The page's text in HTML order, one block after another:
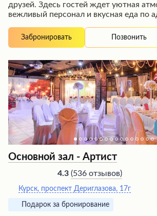
друзей. Здесь гостей ждет уютная
вежливый персонал и вкусная еда по
насладиться караоке с отличным
руководством ведущей, которая
блюда готовят отлично, а при желании
с собой. Приятным дополнением к
музыка до полуночи.
Забронировать Позвонить
Основной зал - Артист
4.3 (536 отзывов)
Курск, проспект Дериглазова, 17г
Подарок за бронирование